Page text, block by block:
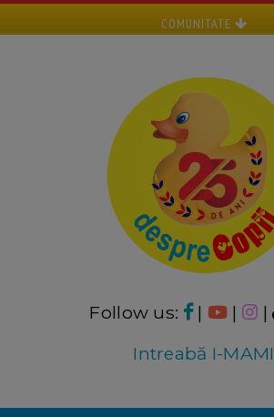
COMUNITATE
Follow us: | | |
Intreabă I-MAMI